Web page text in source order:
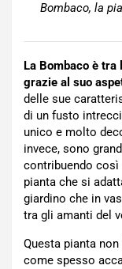
Bombaco, la
La Bombaco è
grazie al suo
delle sue
di un fusto
unico e molto
invece, sono
contribuendo così
pianta che si
giardino che in
tra gli amanti del
Questa pianta
come spesso